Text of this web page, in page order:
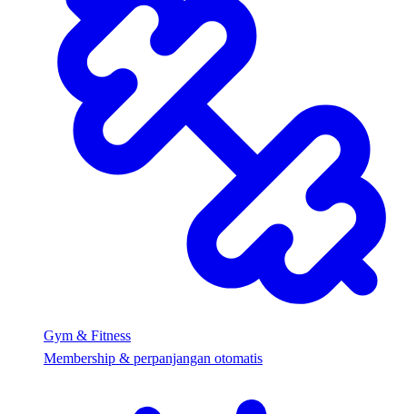
Gym & Fitness
Membership & perpanjangan otomatis